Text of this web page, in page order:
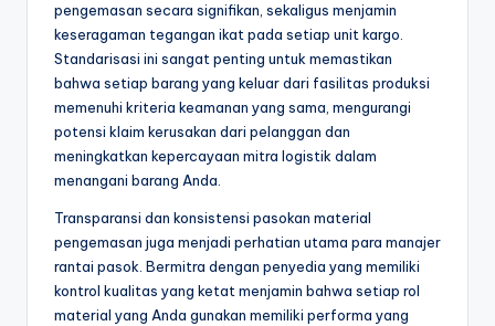
pengemasan secara signifikan, sekaligus menjamin
keseragaman tegangan ikat pada setiap unit kargo.
Standarisasi ini sangat penting untuk memastikan
bahwa setiap barang yang keluar dari fasilitas produksi
memenuhi kriteria keamanan yang sama, mengurangi
potensi klaim kerusakan dari pelanggan dan
meningkatkan kepercayaan mitra logistik dalam
menangani barang Anda.
Transparansi dan konsistensi pasokan material
pengemasan juga menjadi perhatian utama para manajer
rantai pasok. Bermitra dengan penyedia yang memiliki
kontrol kualitas yang ketat menjamin bahwa setiap rol
material yang Anda gunakan memiliki performa yang